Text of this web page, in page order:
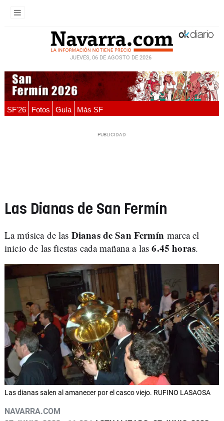
JUEVES, 06 DE AGOSTO DE 2026
SF'26 Fotos Guía Más SF
Las Dianas de San Fermín
La música de las Dianas de San Fermínmarca el
inicio de las fiestas cada mañana a las6.45 horas.
Las dianas salen al amanecer por el casco viejo. RUFINO LASAOSA
NAVARRA.COM